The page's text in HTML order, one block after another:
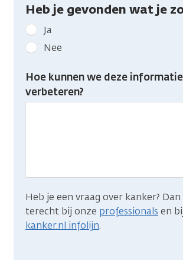
Heb je gevonden wat je
Geef
kanker.nl
feedback:
Heb
gevonden
Ja
Nee
Hoe kunnen we deze informatie
verbeteren?
Heb je een vraag over kanker?
terecht bij onze professionals en
kanker.nl infolijn.